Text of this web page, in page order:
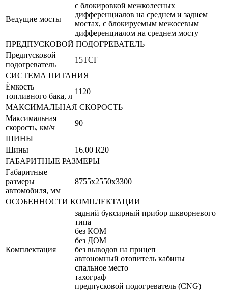
Ведущие мосты
с блокировкой межколесных
дифференциалов на среднем и заднем
мостах, с блокируемым межосевым
дифференциалом на среднем мосту
ПРЕДПУСКОВОЙ ПОДОГРЕВАТЕЛЬ
Предпусковой
подогреватель
15ТСГ
СИСТЕМА ПИТАНИЯ
Ёмкость
топливного бака, л
1120
МАКСИМАЛЬНАЯ СКОРОСТЬ
Максимальная
скорость, км/ч
90
ШИНЫ
Шины
16.00 R20
ГАБАРИТНЫЕ РАЗМЕРЫ
Габаритные
размеры
автомобиля, мм
8755х2550х3300
ОСОБЕННОСТИ КОМПЛЕКТАЦИИ
Комплектация
задний буксирный прибор шкворневого
типа
без КОМ
без ДОМ
без выводов на прицеп
автономный отопитель кабины
спальное место
тахограф
предпусковой подогреватель (CNG)